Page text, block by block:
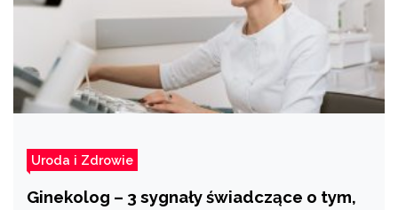
Uroda i Zdrowie
Ginekolog – 3 sygnały świadczące o tym,